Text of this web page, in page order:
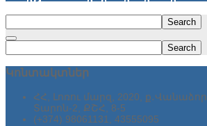
Search
Search
Կոնտակտներ
ՀՀ, Լոռու մարզ, 2020, ք․Վանաձոր,
Տարոն-2, ՔՇՀ, 8-5
(+374) 98061131, 43555095